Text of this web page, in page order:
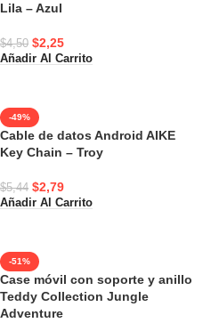
Lila – Azul
$4,50 $2,25
Añadir Al Carrito
-49%
Cable de datos Android AIKE
Key Chain – Troy
$5,44 $2,79
Añadir Al Carrito
-51%
Case móvil con soporte y anillo
Teddy Collection Jungle
Adventure